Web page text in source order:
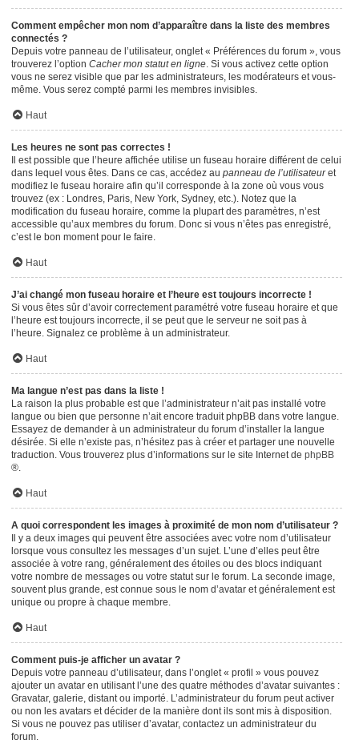
Comment empêcher mon nom d’apparaître dans la liste des membres
connectés ?
Depuis votre panneau de l’utilisateur, onglet « Préférences du forum », vous
trouverez l’option Cacher mon statut en ligne. Si vous activez cette option
vous ne serez visible que par les administrateurs, les modérateurs et vous-
même. Vous serez compté parmi les membres invisibles.
Haut
Les heures ne sont pas correctes !
Il est possible que l’heure affichée utilise un fuseau horaire différent de celui
dans lequel vous êtes. Dans ce cas, accédez au panneau de l’utilisateuret
modifiez le fuseau horaire afin qu’il corresponde à la zone où vous vous
trouvez (ex : Londres, Paris, New York, Sydney, etc.). Notez que la
modification du fuseau horaire, comme la plupart des paramètres, n’est
accessible qu’aux membres du forum. Donc si vous n’êtes pas enregistré,
c’est le bon moment pour le faire.
Haut
J’ai changé mon fuseau horaire et l’heure est toujours incorrecte !
Si vous êtes sûr d’avoir correctement paramétré votre fuseau horaire et que
l’heure est toujours incorrecte, il se peut que le serveur ne soit pas à
l’heure. Signalez ce problème à un administrateur.
Haut
Ma langue n’est pas dans la liste !
La raison la plus probable est que l’administrateur n’ait pas installé votre
langue ou bien que personne n’ait encore traduit phpBB dans votre langue.
Essayez de demander à un administrateur du forum d’installer la langue
désirée. Si elle n’existe pas, n’hésitez pas à créer et partager une nouvelle
traduction. Vous trouverez plus d’informations sur le site Internet de phpBB
®.
Haut
A quoi correspondent les images à proximité de mon nom d’utilisateur ?
Il y a deux images qui peuvent être associées avec votre nom d’utilisateur
lorsque vous consultez les messages d’un sujet. L’une d’elles peut être
associée à votre rang, généralement des étoiles ou des blocs indiquant
votre nombre de messages ou votre statut sur le forum. La seconde image,
souvent plus grande, est connue sous le nom d’avatar et généralement est
unique ou propre à chaque membre.
Haut
Comment puis-je afficher un avatar ?
Depuis votre panneau d’utilisateur, dans l’onglet « profil » vous pouvez
ajouter un avatar en utilisant l’une des quatre méthodes d’avatar suivantes :
Gravatar, galerie, distant ou importé. L’administrateur du forum peut activer
ou non les avatars et décider de la manière dont ils sont mis à disposition.
Si vous ne pouvez pas utiliser d’avatar, contactez un administrateur du
forum.